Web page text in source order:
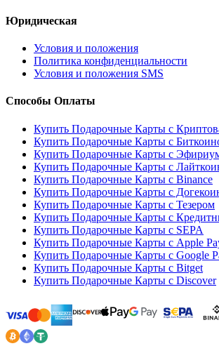
Юридическая
Условия и положения
Политика конфиденциальности
Условия и положения SMS
Способы Оплаты
Купить Подарочные Карты с
Купить Подарочные Карты с
Купить Подарочные Карты с
Купить Подарочные Карты с
Купить Подарочные Карты с Binance
Купить Подарочные Карты с
Купить Подарочные Карты с Тезером
Купить Подарочные Карты с
Купить Подарочные Карты с SEPA
Купить Подарочные Карты с Apple
Купить Подарочные Карты с Google
Купить Подарочные Карты с Bitget
Купить Подарочные Карты с Discover